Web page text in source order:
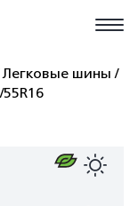
Легковые шины